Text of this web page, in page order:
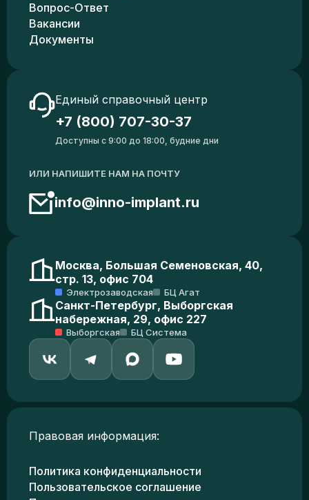
Вопрос-Ответ
Вакансии
Документы
Единый справочный центр
+7 (800) 707-30-37
Доступны с 9:00 до 18:00, будние дни
ИЛИ НАПИШИТЕ НАМ НА ПОЧТУ
info@inno-implant.ru
Москва, Большая Семеновская, 40,
стр. 13, офис 704
Электрозаводская БЦ Агат
Санкт-Петербург, Выборгская
набережная, 29, офис 227
Выборгская БЦ Система
Правовая информация:
Политика конфиденциальности
Пользовательское соглашение